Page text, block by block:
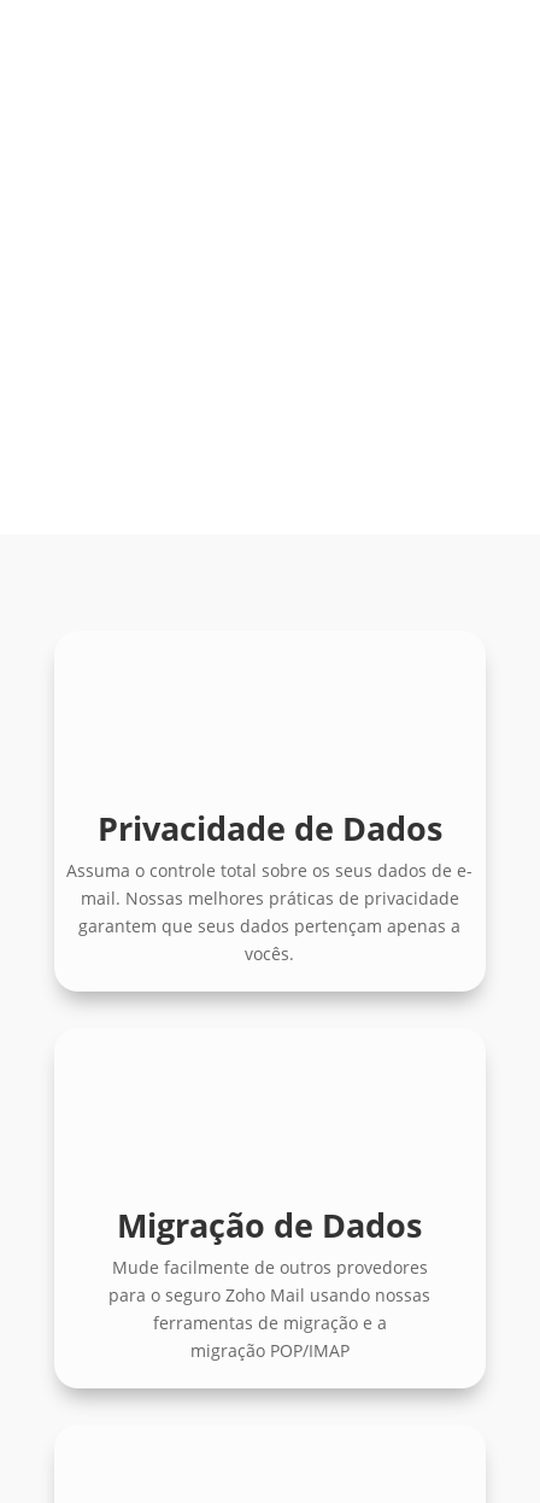
Privacidade de Dados
Assuma o controle total sobre os seus dados de e-
mail. Nossas melhores práticas de privacidade
garantem que seus dados pertençam apenas a
vocês.
Migração de Dados
Mude facilmente de outros provedores
para o seguro Zoho Mail usando nossas
ferramentas de migração e a
migração POP/IMAP